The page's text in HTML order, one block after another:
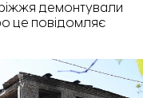
демонтували
це повідомляє